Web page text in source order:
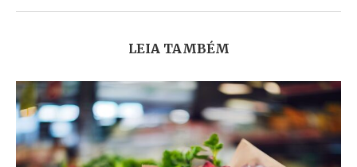
LEIA TAMBÉM